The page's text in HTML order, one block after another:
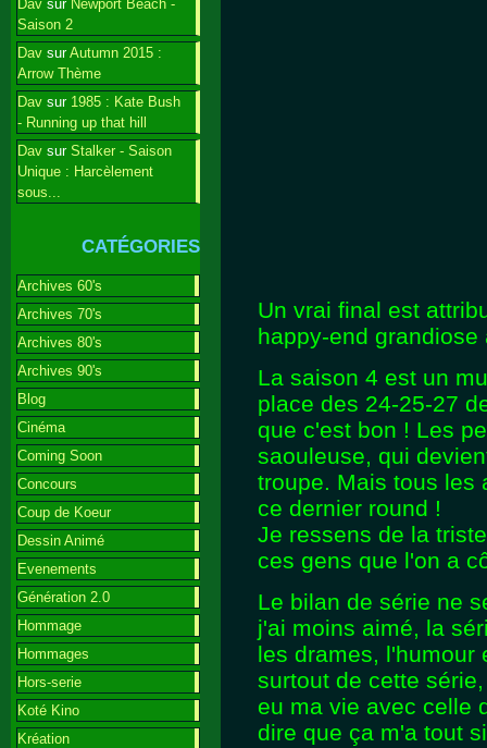
Dav sur Newport Beach -
Saison 2
Dav surAutumn 2015 :
Arrow Thème
Dav sur 1985 : Kate Bush
- Running up that hill
Dav sur Stalker - Saison
Unique : Harcèlement
sous...
CATÉGORIES
Archives 60's
Archives 70's
Archives 80's
Archives 90's
Blog
Cinéma
Coming Soon
Concours
Coup de Koeur
Dessin Animé
Evenements
Génération 2.0
Hommage
Hommages
Hors-serie
Koté Kino
Kréation
Un vrai final est
happy-end
La saison 4 est un
place des 24-25-27
que c'est bon ! Les
saouleuse, qui
troupe. Mais tous les
ce dernier round !
Je ressens de la
ces gens que l'on a
Le bilan de série ne
j'ai moins aimé, la
les drames, l'humour
surtout de cette
eu ma vie avec celle
dire que ça m'a tout